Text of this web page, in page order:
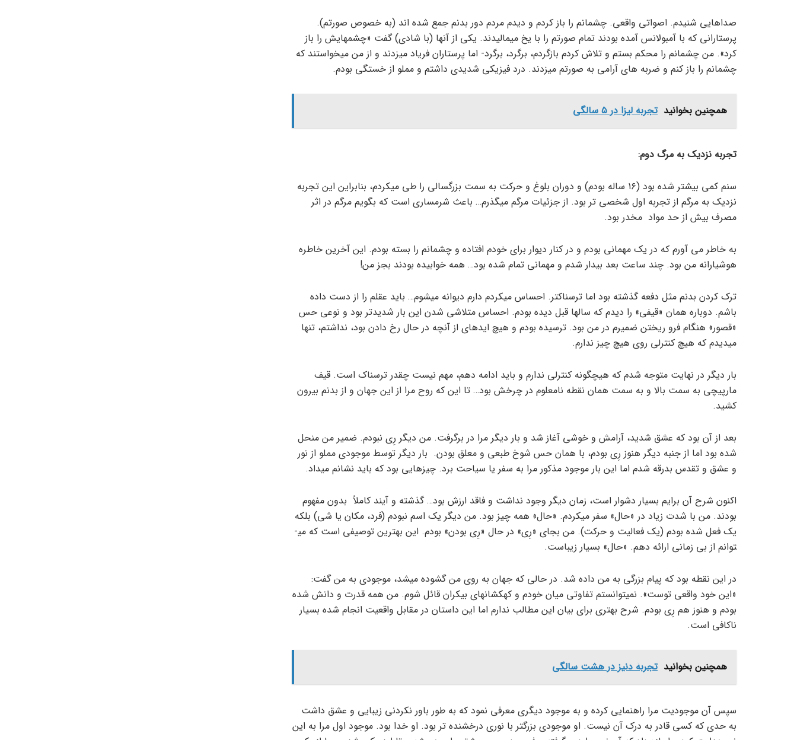
صداهایی شنیدم. اصواتی واقعی. چشمانم را باز کردم و دیدم مردم دور بدنم جمع شده­ اند (به خصوص صورتم).
پرستارانی که با آمبولانس آمده بودند تمام صورتم را با یخ می­مالیدند. یکی از آنها (با شادی) گفت «چشمهایش را باز
کرد». من چشمانم را محکم بستم و تلاش کردم بازگردم، برگرد، برگرد- اما پرستاران فریاد می­زدند و از من می­خواستند که
چشمانم را باز کنم و ضربه­ های آرامی به صورتم می­زدند. درد فیزیکی شدیدی داشتم و مملو از خستگی بودم.
همچنین بخوانید تجربۀ لیزا در ۵ سالگی
تجربه نزدیک به مرگ دوم:
سنم کمی بیشتر شده بود (۱۶ ساله بودم) و دوران بلوغ و حرکت به سمت بزرگسالی را طی می­کردم، بنابراین این تجربه
نزدیک به مرگم از تجربه اول شخصی­ تر بود. از جزئیات مرگم می­گذرم… باعث شرمساری است که بگویم مرگم در اثر
مصرف بیش از حد مواد مخدر بود.
به خاطر می ­آورم که در یک مهمانی بودم و در کنار دیوار برای خودم افتاده و چشمانم را بسته بودم. این آخرین خاطره
هوشیارانه من بود. چند ساعت بعد بیدار شدم و مهمانی تمام شده بود… همه خوابیده بودند بجز من!
ترک کردن بدنم مثل دفعه گذشته بود اما ترسناک­تر. احساس می­کردم دارم دیوانه می­شوم… باید عقلم را از دست داده
باشم. دوباره همان «قیفی» را دیدم که سالها قبل دیده بودم. احساس متلاشی شدن این بار شدیدتر بود و نوعی حس
«قصور» هنگام فرو ریختن ضمیرم در من بود. ترسیده بودم و هیچ ایده­ای از آنچه در حال رخ دادن بود، نداشتم، تنها
می­دیدم که هیچ کنترلی روی هیچ چیز ندارم.
بار دیگر در نهایت متوجه شدم که هیچگونه کنترلی ندارم و باید ادامه دهم، مهم نیست چقدر ترسناک است. قیف
مارپیچی به سمت بالا و به سمت همان نقطه نامعلوم در چرخش بود… تا این که روح مرا از این جهان و از بدنم بیرون
کشید.
بعد از آن بود که عشق شدید، آرامش و خوشی آغاز شد و بار دیگر مرا در برگرفت. من دیگر رِی نبودم. ضمیر من منحل
شده بود اما از جنبه دیگر هنوز رِی بودم، با همان حس شوخ طبعی و معلق بودن. بار دیگر توسط موجودی مملو از نور
و عشق و تقدس بدرقه شدم اما این بار موجود مذکور مرا به سفر یا سیاحت برد. چیزهایی بود که باید نشانم می­داد.
اکنون شرح آن برایم بسیار دشوار است، زمان دیگر وجود نداشت و فاقد ارزش بود… گذشته و آیند کاملاً بدون مفهوم
بودند. من با شدت زیاد در «حال» سفر می­کردم. «حال» همه چیز بود. من دیگر یک اسم نبودم (فرد، مکان یا شی) بلکه
یک فعل شده بودم (یک فعالیت و حرکت). من بجای «رِی» در حال «رِی بودن» بودم. این بهترین توصیفی است که می­
توانم از بی زمانی ارائه دهم. «حال» بسیار زیباست.
در این نقطه بود که پیام بزرگی به من داده شد. در حالی که جهان به روی من گشوده می­شد، موجودی به من گفت:
«این خود واقعی توست». نمی­توانستم تفاوتی میان خودم و کهکشان­های بیکران قائل شوم. من همه قدرت و دانش شده
بودم و هنوز هم رِی بودم. شرح بهتری برای بیان این مطالب ندارم اما این داستان در مقابل واقعیت انجام شده بسیار
ناکافی است.
همچنین بخوانید تجربۀ دنیز در هشت سالگی
سپس آن موجودیت مرا راهنمایی کرده و به موجود دیگری معرفی نمود که به طور باور نکردنی زیبایی و عشق داشت
به حدی که کسی قادر به درک آن نیست. او موجودی بزرگتر با نوری درخشنده ­تر بود. او خدا بود. موجود اول مرا به این